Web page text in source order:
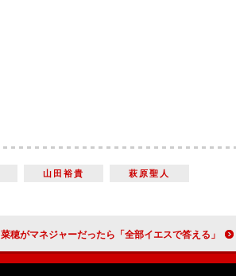
山田裕貴
萩原聖人
船越英一郎「２時間ドラマは世界に誇れる文化」 戸田菜穂がマネジャーだったら「全部イエスで答える」